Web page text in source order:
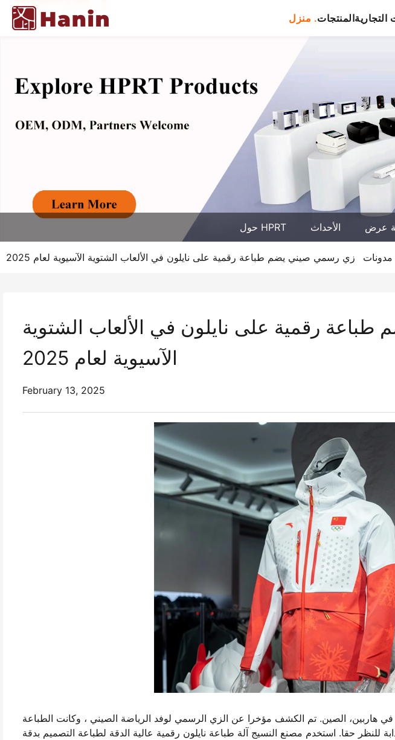
منزل .المنتجاتالتجارية
حول HPRT الأحداث عرض
مدونات زي رسمي صيني يضم طباعة رقمية على نايلون في الألعاب الشتوية الآسيوية لعام 2025
رقمية على نايلون في الألعاب الشتوية
الآسيوية لعام 2025
February 13, 2025
في هاربين، الصين. تم الكشف مؤخرا عن الزي الرسمي لوفد الرياضة الصيني ، وكانت الطباعة